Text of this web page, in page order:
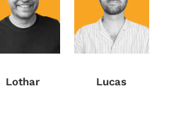
Lothar Lucas